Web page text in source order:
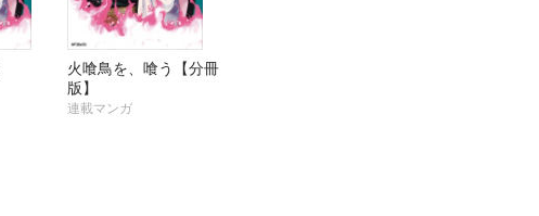
火喰鳥を、喰う【分冊
版】
連載マンガ